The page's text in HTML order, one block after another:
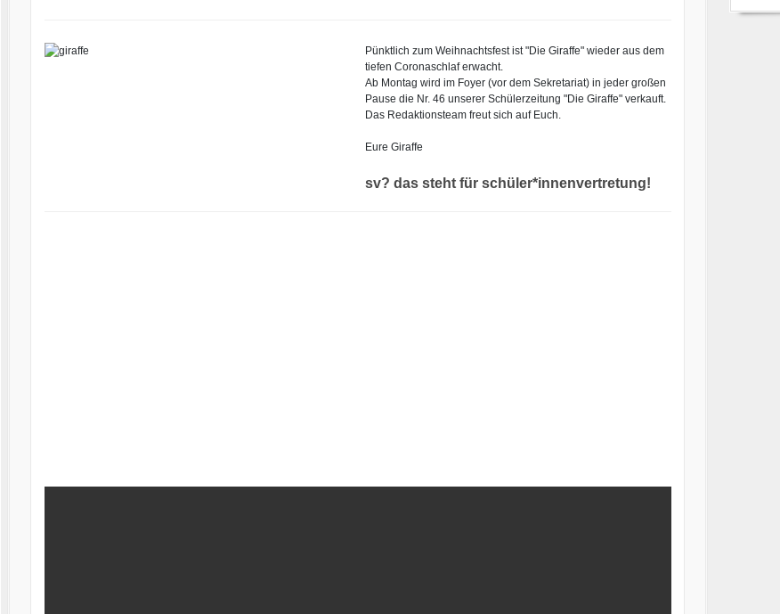
Pünktlich zum Weihnachtsfest ist "Die Giraffe" wieder aus dem
tiefen Coronaschlaf erwacht.
Ab Montag wird im Foyer (vor dem Sekretariat) in jeder großen
Pause die Nr. 46 unserer Schülerzeitung "Die Giraffe" verkauft.
Das Redaktionsteam freut sich auf Euch.
Eure Giraffe
sv? das steht für schüler*innenvertretung!